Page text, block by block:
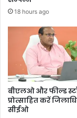
18 hours ago
बीएलओ और फील्ड
प्रोत्साहित करें
सीईओ